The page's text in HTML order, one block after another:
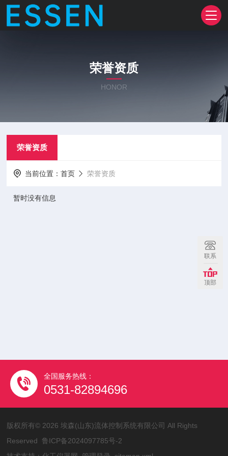
荣誉资质
HONOR
荣誉资质
当前位置：首页 荣誉资质
暂时没有信息
全国服务热线：
0531-82894696
版权所有© 2026 埃森(山东)流体控制系统有限公司 All Rights
Reserved 鲁ICP备2024097785号-2
联系
顶部